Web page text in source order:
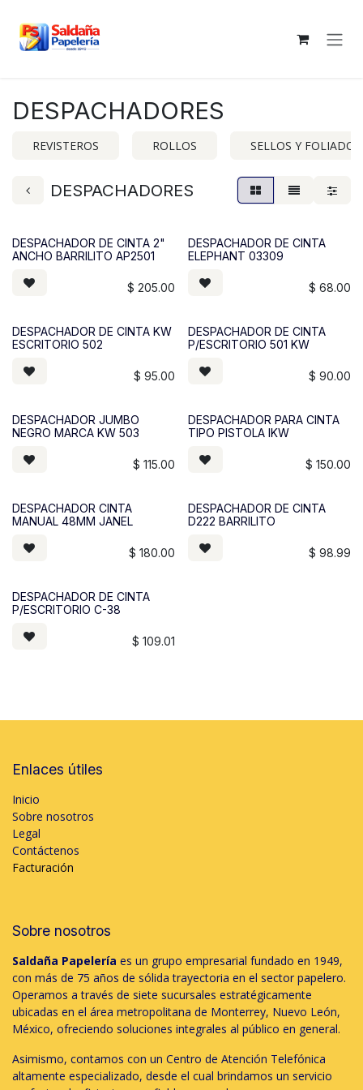
DESPACHADORES
REVISTEROS ROLLOS SELLOS Y
DESPACHADORES
DESPACHADOR DE CINTA 2"
ANCHO BARRILITO AP2501
$ 205.00
DESPACHADOR DE CINTA
ELEPHANT 03309
$ 68.00
DESPACHADOR DE CINTA KW
ESCRITORIO 502
$ 95.00
DESPACHADOR DE CINTA
P/ESCRITORIO 501 KW
$ 90.00
DESPACHADOR JUMBO
NEGRO MARCA KW 503
$ 115.00
DESPACHADOR PARA CINTA
TIPO PISTOLA IKW
$ 150.00
DESPACHADOR CINTA
MANUAL 48MM JANEL
$ 180.00
DESPACHADOR DE CINTA
D222 BARRILITO
$ 98.99
DESPACHADOR DE CINTA
P/ESCRITORIO C-38
$ 109.01
Enlaces útiles
Inicio
Sobre nosotros
Legal
Contáctenos
Facturación
Sobre nosotros
Saldaña Papelería es un grupo empresarial fundado en 1949,
con más de 75 años de sólida trayectoria en el sector papelero.
Operamos a través de siete sucursales estratégicamente
ubicadas en el área metropolitana de Monterrey, Nuevo León,
México, ofreciendo soluciones integrales al público en general.
Asimismo, contamos con un Centro de Atención Telefónica
altamente especializado, desde el cual brindamos un servicio